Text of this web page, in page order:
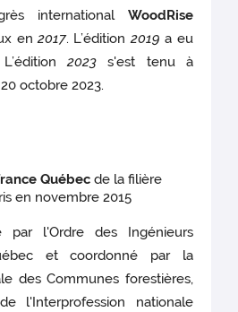
international WoodRise
en2017. L’édition2019 a eu
2023 s'est tenu à
octobre 2023.
Québec de la filière
en novembre 2015
l'Ordre des Ingénieurs
et coordonné par la
des Communes forestières,
l'Interprofession nationale